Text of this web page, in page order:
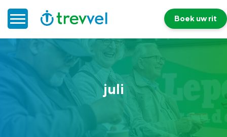
Doelgroepenvervoer
Boek uw rit
juli